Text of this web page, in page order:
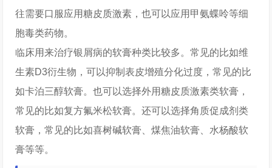
往需要口服应用糖皮质激素，也可以应用甲氨蝶呤等细
胞毒类药物。
临床用来治疗银屑病的软膏种类比较多。常见的比如维
生素D3衍生物，可以抑制表皮增殖分化过度，常见的比
如卡泊三醇软膏。也可以选择外用糖皮质激素类软膏，
常见的比如复方氟米松软膏。还可以选择角质促成剂类
软膏，常见的比如喜树碱软膏、煤焦油软膏、水杨酸软
膏等等。